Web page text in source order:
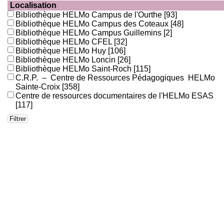
Localisation
Bibliothèque HELMo Campus de l'Ourthe [93]
Bibliothèque HELMo Campus des Coteaux [48]
Bibliothèque HELMo Campus Guillemins [2]
Bibliothèque HELMo CFEL [32]
Bibliothèque HELMo Huy [106]
Bibliothèque HELMo Loncin [26]
Bibliothèque HELMo Saint-Roch [115]
C.R.P. – Centre de Ressources Pédagogiques HELMo
Sainte-Croix [358]
Centre de ressources documentaires de l'HELMo ESAS
[117]